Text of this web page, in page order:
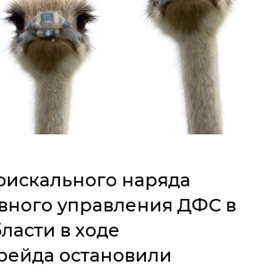
наряда
управления ДФС в
в ходе
остановили